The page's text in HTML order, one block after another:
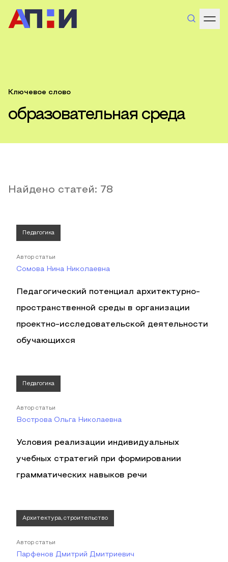
Ключевое слово
образовательная среда
Найдено статей: 78
Педагогика
Автор статьи
Сомова Нина Николаевна
Педагогический потенциал архитектурно-
пространственной среды в организации
проектно-исследовательской деятельности
обучающихся
Педагогика
Автор статьи
Вострова Ольга Николаевна
Условия реализации индивидуальных
учебных стратегий при формировании
грамматических навыков речи
Архитектура, строительство
Автор статьи
Парфенов Дмитрий Дмитриевич